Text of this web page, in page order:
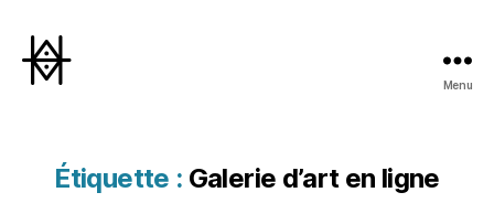
Menu
Étiquette : Galerie d’art en ligne